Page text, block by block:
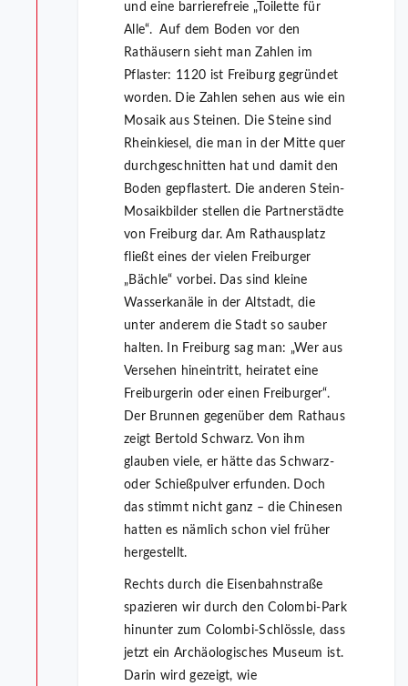
und eine barrierefreie „Toilette für
Alle“. Auf dem Boden vor den
Rathäusern sieht man Zahlen im
Pflaster: 1120 ist Freiburg gegründet
worden. Die Zahlen sehen aus wie ein
Mosaik aus Steinen. Die Steine sind
Rheinkiesel, die man in der Mitte quer
durchgeschnitten hat und damit den
Boden gepflastert. Die anderen Stein-
Mosaikbilder stellen die Partnerstädte
von Freiburg dar. Am Rathausplatz
fließt eines der vielen Freiburger
„Bächle“ vorbei. Das sind kleine
Wasserkanäle in der Altstadt, die
unter anderem die Stadt so sauber
halten. In Freiburg sag man: „Wer aus
Versehen hineintritt, heiratet eine
Freiburgerin oder einen Freiburger“.
Der Brunnen gegenüber dem Rathaus
zeigt Bertold Schwarz. Von ihm
glauben viele, er hätte das Schwarz-
oder Schießpulver erfunden. Doch
das stimmt nicht ganz – die Chinesen
hatten es nämlich schon viel früher
hergestellt.
Rechts durch die Eisenbahnstraße
spazieren wir durch den Colombi-Park
hinunter zum Colombi-Schlössle, dass
jetzt ein Archäologisches Museum ist.
Darin wird gezeigt, wie